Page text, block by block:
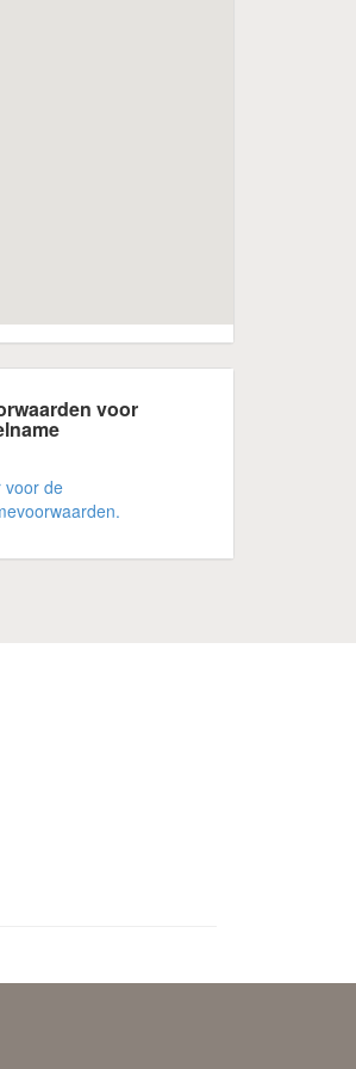
voor
voor de